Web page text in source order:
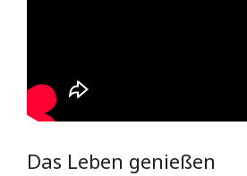
Das Leben genießen